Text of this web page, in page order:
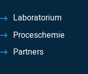
Laboratorium
Proceschemie
Partners